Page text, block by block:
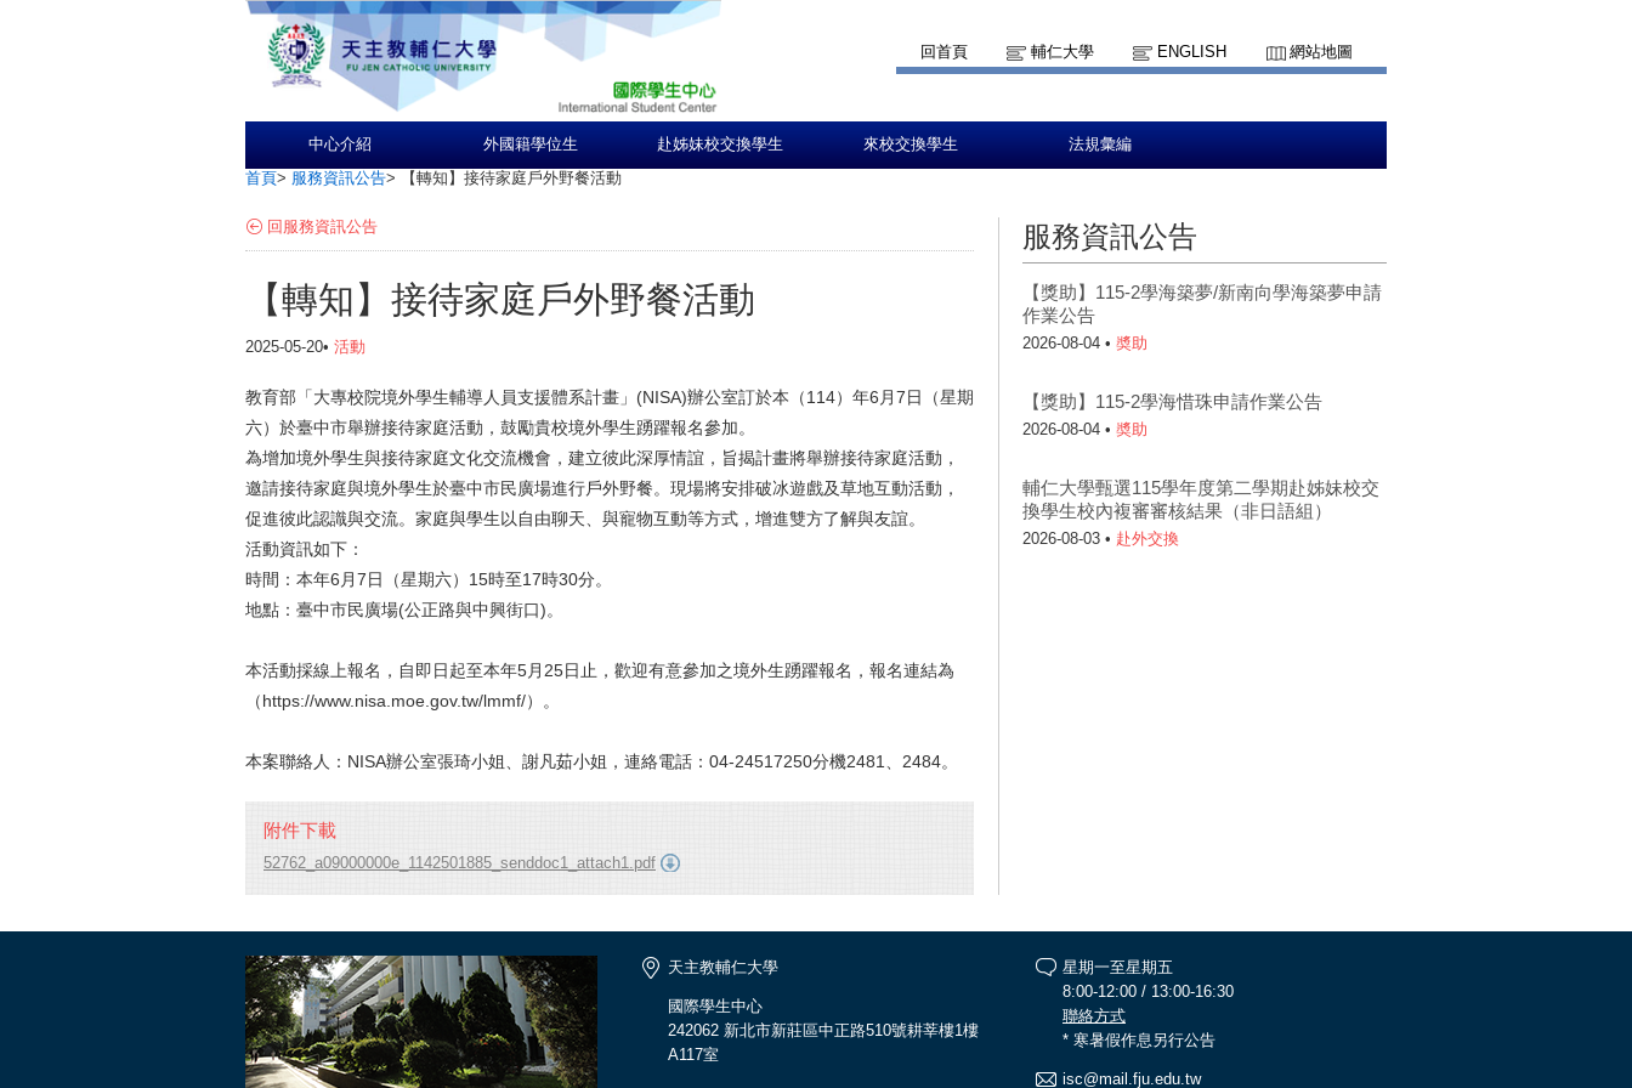
回首頁 輔仁大學 ENGLISH 網站地圖
中心介紹 外國籍學位生 赴姊妹校交換學生 來校交換學生 法規彙編
首頁> 服務資訊公告> 【轉知】接待家庭戶外野餐活動
回服務資訊公告
【轉知】接待家庭戶外野餐活動
2025-05-20• 活動
教育部「大專校院境外學生輔導人員支援體系計畫」(NISA)辦公室訂於本（114）年6月7日（星期
六）於臺中市舉辦接待家庭活動，鼓勵貴校境外學生踴躍報名參加。
為增加境外學生與接待家庭文化交流機會，建立彼此深厚情誼，旨揭計畫將舉辦接待家庭活動，
邀請接待家庭與境外學生於臺中市民廣場進行戶外野餐。現場將安排破冰遊戲及草地互動活動，
促進彼此認識與交流。家庭與學生以自由聊天、與寵物互動等方式，增進雙方了解與友誼。
活動資訊如下：
時間：本年6月7日（星期六）15時至17時30分。
地點：臺中市民廣場(公正路與中興街口)。
本活動採線上報名，自即日起至本年5月25日止，歡迎有意參加之境外生踴躍報名，報名連結為
（https://www.nisa.moe.gov.tw/lmmf/）。
本案聯絡人：NISA辦公室張琦小姐、謝凡茹小姐，連絡電話：04-24517250分機2481、2484。
附件下載
52762_a09000000e_1142501885_senddoc1_attach1.pdf
服務資訊公告
【獎助】115-2學海築夢/新南向學海築夢申請
作業公告
2026-08-04 • 奬助
【獎助】115-2學海惜珠申請作業公告
2026-08-04 • 奬助
輔仁大學甄選115學年度第二學期赴姊妹校交
換學生校內複審審核結果（非日語組）
2026-08-03 • 赴外交換
天主教輔仁大學
國際學生中心
242062 新北市新莊區中正路510號耕莘樓1樓
A117室
星期一至星期五
8:00-12:00 / 13:00-16:30
聯絡方式
* 寒暑假作息另行公告
isc@mail.fju.edu.tw